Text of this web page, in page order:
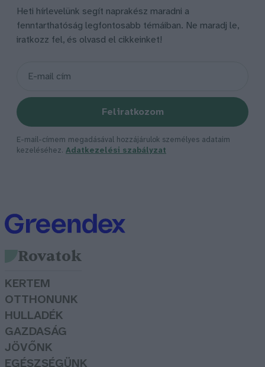
Heti hírlevelünk segít naprakész maradni a
fenntarthatóság legfontosabb témáiban. Ne maradj le,
iratkozz fel, és olvasd el cikkeinket!
Feliratkozom
E-mail-címem megadásával hozzájárulok személyes adataim
kezeléséhez. Adatkezelési szabályzat
Rovatok
KERTEM
OTTHONUNK
HULLADÉK
GAZDASÁG
JÖVŐNK
EGÉSZSÉGÜNK